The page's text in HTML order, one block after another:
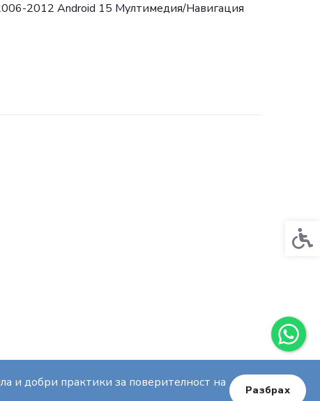
2012 Аndroid 15 Mултимедия/Навигация
и добри практики за поверителност на
Разбрах